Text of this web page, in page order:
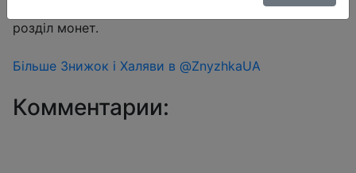
Знижка монетками 163-187 Coins у додатку через
розділ монет.
Більше Знижок і Халяви в @ZnyzhkaUA
Комментарии: